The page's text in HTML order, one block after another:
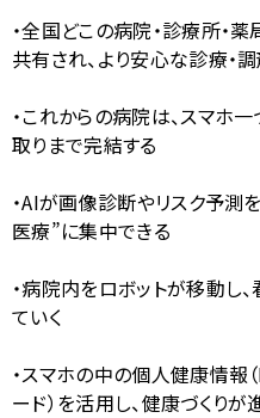
・全国どこの病院・診療所・
共有され、より安心な診療・
・これからの病院は、スマホ
取りまで完結する
・AIが画像診断やリスク予測
医療”に集中できる
・病院内をロボットが移動し
ていく
・スマホの中の個人健康情報（
ード）を活用し、健康づくりが